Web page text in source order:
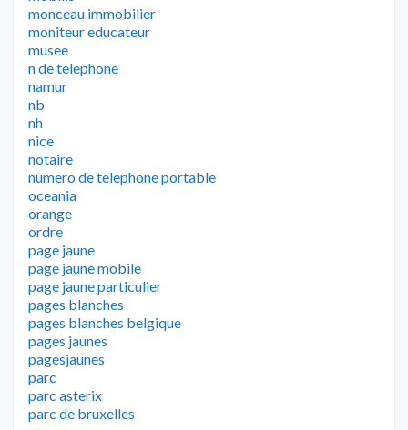
monceau immobilier
moniteur educateur
musee
n de telephone
namur
nb
nh
nice
notaire
numero de telephone portable
oceania
orange
ordre
page jaune
page jaune mobile
page jaune particulier
pages blanches
pages blanches belgique
pages jaunes
pagesjaunes
parc
parc asterix
parc de bruxelles